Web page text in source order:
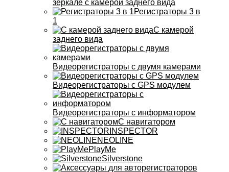
зеркале с камерой заднего вида
Регистраторы 3 в
1
С камерой
заднего вида
Видеорегистраторы с двумя камерами
Видеорегистраторы с GPS модулем
Видеорегистраторы с информатором
С навигатором
INSPECTOR
NEOLINE
PlayMe
Silverstone